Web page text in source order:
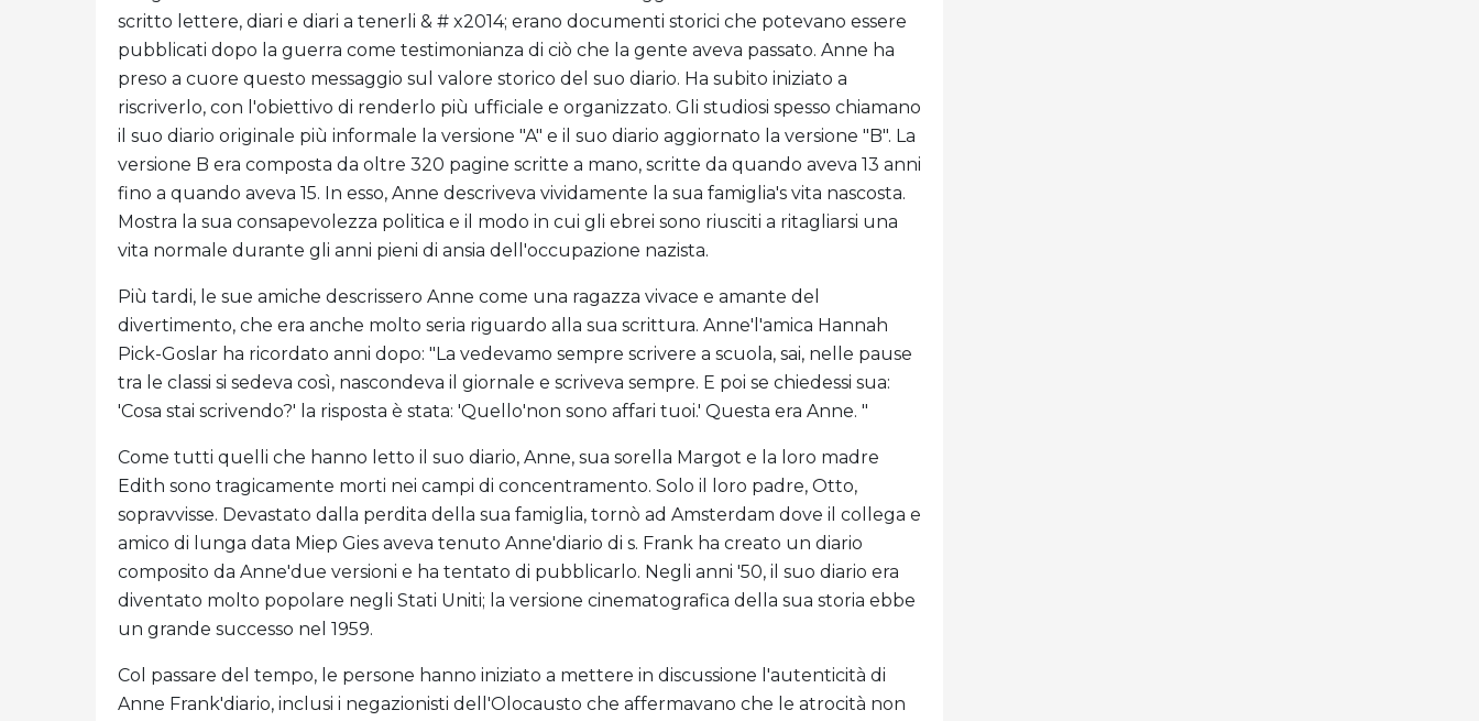
scritto lettere, diari e diari a tenerli & # x2014; erano documenti storici che potevano essere
pubblicati dopo la guerra come testimonianza di ciò che la gente aveva passato. Anne ha
preso a cuore questo messaggio sul valore storico del suo diario. Ha subito iniziato a
riscriverlo, con l'obiettivo di renderlo più ufficiale e organizzato. Gli studiosi spesso chiamano
il suo diario originale più informale la versione "A" e il suo diario aggiornato la versione "B". La
versione B era composta da oltre 320 pagine scritte a mano, scritte da quando aveva 13 anni
fino a quando aveva 15. In esso, Anne descriveva vividamente la sua famiglia's vita nascosta.
Mostra la sua consapevolezza politica e il modo in cui gli ebrei sono riusciti a ritagliarsi una
vita normale durante gli anni pieni di ansia dell'occupazione nazista.
Più tardi, le sue amiche descrissero Anne come una ragazza vivace e amante del
divertimento, che era anche molto seria riguardo alla sua scrittura. Anne'l'amica Hannah
Pick-Goslar ha ricordato anni dopo: "La vedevamo sempre scrivere a scuola, sai, nelle pause
tra le classi si sedeva così, nascondeva il giornale e scriveva sempre. E poi se chiedessi sua:
'Cosa stai scrivendo?' la risposta è stata: 'Quello'non sono affari tuoi.' Questa era Anne. "
Come tutti quelli che hanno letto il suo diario, Anne, sua sorella Margot e la loro madre
Edith sono tragicamente morti nei campi di concentramento. Solo il loro padre, Otto,
sopravvisse. Devastato dalla perdita della sua famiglia, tornò ad Amsterdam dove il collega e
amico di lunga data Miep Gies aveva tenuto Anne'diario di s. Frank ha creato un diario
composito da Anne'due versioni e ha tentato di pubblicarlo. Negli anni '50, il suo diario era
diventato molto popolare negli Stati Uniti; la versione cinematografica della sua storia ebbe
un grande successo nel 1959.
Col passare del tempo, le persone hanno iniziato a mettere in discussione l'autenticità di
Anne Frank'diario, inclusi i negazionisti dell'Olocausto che affermavano che le atrocità non